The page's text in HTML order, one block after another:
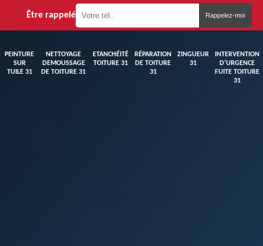
Être rappelé
PEINTURE
SUR
TUILE 31
NETTOYAGE
DEMOUSSAGE
DE TOITURE 31
ETANCHÉITÉ
TOITURE 31
RÉPARATION
DE TOITURE
31
ZINGUEUR
31
INTERVENTION
D'URGENCE
FUITE TOITURE
31